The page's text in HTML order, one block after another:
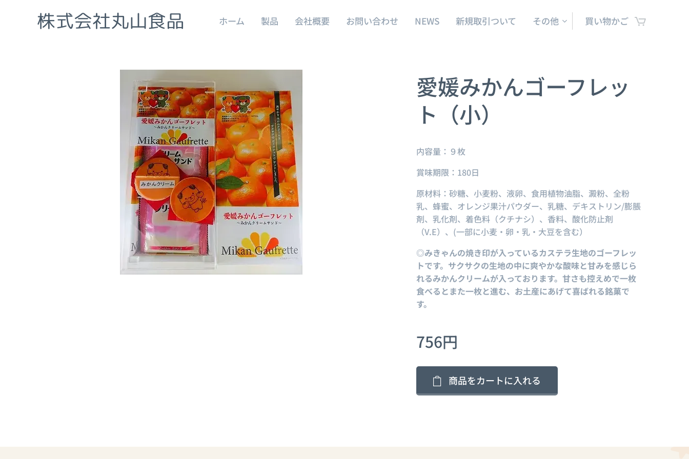
株式会社丸山食品 ホーム 製品 会社概要 お問い合わせ NEWS 新規取引ついて その他 買い物かご
愛媛みかんゴーフレッ
ト（小）
内容量：９枚
賞味期限：180日
原材料：砂糖、小麦粉、液卵、食用植物油脂、澱粉、全粉
乳、蜂蜜、オレンジ果汁パウダー、乳糖、デキストリン/膨脹
剤、乳化剤、着色料（クチナシ）、香料、酸化防止剤
（V.E）、(一部に小麦・卵・乳・大豆を含む）
◎みきゃんの焼き印が入っているカステラ生地のゴーフレッ
トです。サクサクの生地の中に爽やかな酸味と甘みを感じら
れるみかんクリームが入っております。甘さも控えめで一枚
食べるとまた一枚と進む、お土産にあげて喜ばれる銘菓で
す。
756円
商品をカートに入れる